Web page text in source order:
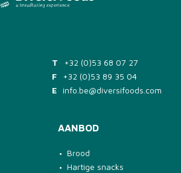
T
+32 (0)53 68 07 27
F
+32 (0)53 89 35 04
E info.be@diversifoods.com
AANBOD
Brood
Hartige snacks